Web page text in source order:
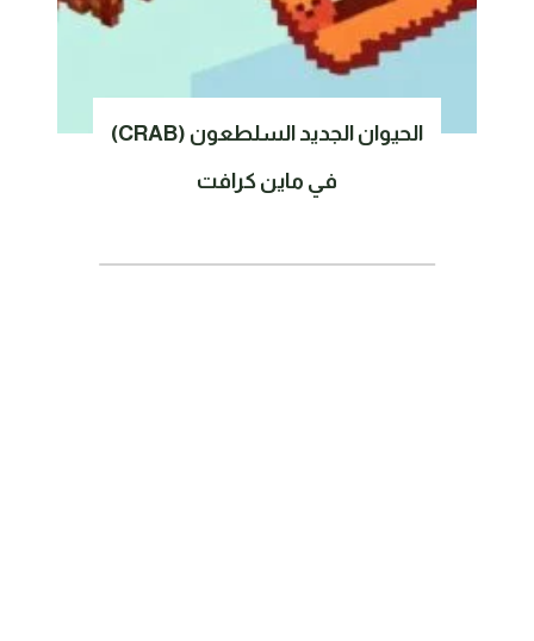
الحيوان الجديد السلطعون (CRAB)
في ماين كرافت